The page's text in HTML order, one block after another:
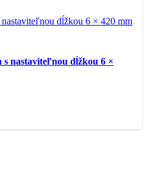
s nastaviteľnou dĺžkou 6 ×